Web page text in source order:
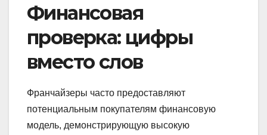
Финансовая
проверка: цифры
вместо слов
Франчайзеры часто предоставляют
потенциальным покупателям финансовую
модель, демонстрирующую высокую